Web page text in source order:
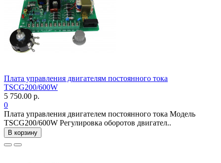
Плата управления двигателям постоянного тока
TSCG200/600W
5 750.00 р.
0
Плата управления двигателем постоянного тока Модель
TSCG200/600W Регулировка оборотов двигател..
В корзину